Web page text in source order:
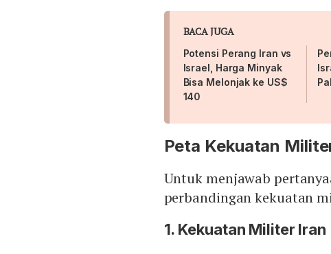
BACA JUGA
Potensi Perang Iran vs
Israel, Harga Minyak
Bisa Melonjak ke US$
140
Peta Kekuatan
Untuk menjawab
perbandingan kekuatan
1. Kekuatan Militer Iran